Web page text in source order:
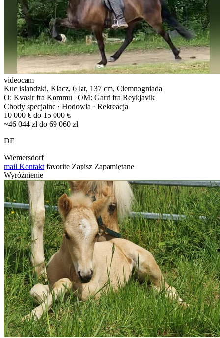
videocam
Kuc islandzki, Klacz, 6 lat, 137 cm, Ciemnogniada
O: Kvasir fra Kommu | OM: Garri fra Reykjavik
Chody specjalne · Hodowla · Rekreacja
10 000 € do 15 000 €
~46 044 zł do 69 060 zł
DE
Wiemersdorf
mail Kontakt favorite Zapisz Zapamiętane
Wyróżnienie